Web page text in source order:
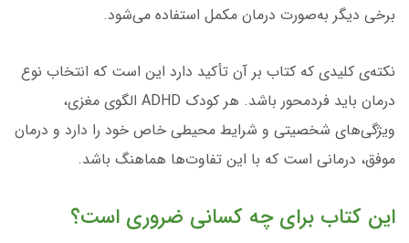
برخی دیگر به‌صورت درمان مکمل استفاده می‌شود.
نکته‌ی کلیدی که کتاب بر آن تأکید دارد این است که انتخاب نوع
درمان باید فردمحور باشد. هر کودک ADHD الگوی مغزی،
ویژگی‌های شخصیتی و شرایط محیطی خاص خود را دارد و درمان
موفق، درمانی است که با این تفاوت‌ها هماهنگ باشد.
این کتاب برای چه کسانی ضروری است؟